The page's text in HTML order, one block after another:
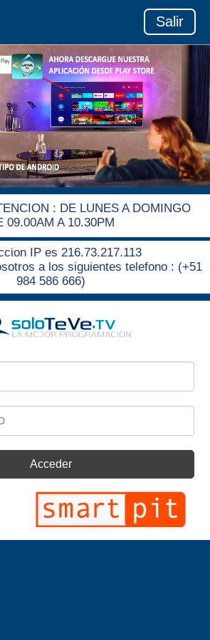
Salir
: DE LUNES A DOMINGO
09.00AM A 10.30PM
IP es 216.73.217.113
a los siguientes telefono : (+51
984 586 666)
Acceder